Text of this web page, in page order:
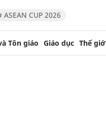
ASEAN CUP 2026
Tôn giáo Giáo dục Thế